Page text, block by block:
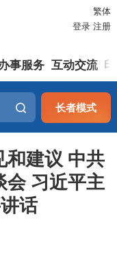
繁体
登录 注册
事服务 互动交流
长者模式
和建议 中共
会 习近平主
话